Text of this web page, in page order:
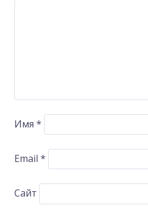
Имя *
Email *
Сайт